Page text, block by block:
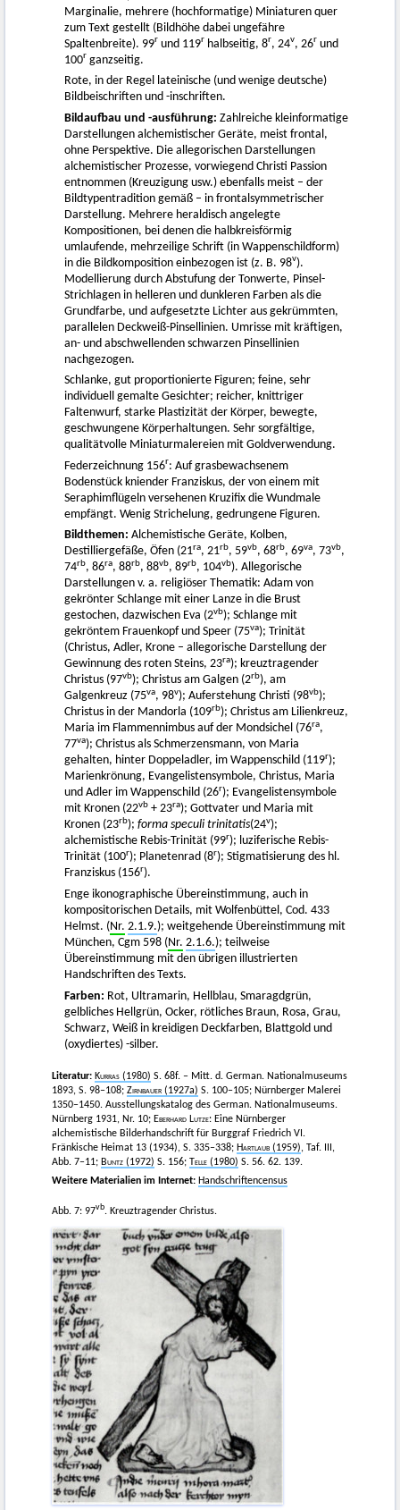
Marginalie, mehrere (hochformatige) Miniaturen quer
zum Text gestellt (Bildhöhe dabei ungefähre
Spaltenbreite). 99r und 119r halbseitig, 8r, 24v, 26r und
100r ganzseitig.
Rote, in der Regel lateinische (und wenige deutsche)
Bildbeischriften und -inschriften.
Bildaufbau und -ausführung: Zahlreiche kleinformatige
Darstellungen alchemistischer Geräte, meist frontal,
ohne Perspektive. Die allegorischen Darstellungen
alchemistischer Prozesse, vorwiegend Christi Passion
entnommen (Kreuzigung usw.) ebenfalls meist – der
Bildtypentradition gemäß – in frontalsymmetrischer
Darstellung. Mehrere heraldisch angelegte
Kompositionen, bei denen die halbkreisförmig
umlaufende, mehrzeilige Schrift (in Wappenschildform)
in die Bildkomposition einbezogen ist (z. B. 98v).
Modellierung durch Abstufung der Tonwerte, Pinsel-
Strichlagen in helleren und dunkleren Farben als die
Grundfarbe, und aufgesetzte Lichter aus gekrümmten,
parallelen Deckweiß-Pinsellinien. Umrisse mit kräftigen,
an- und abschwellenden schwarzen Pinsellinien
nachgezogen.
Schlanke, gut proportionierte Figuren; feine, sehr
individuell gemalte Gesichter; reicher, knittriger
Faltenwurf, starke Plastizität der Körper, bewegte,
geschwungene Körperhaltungen. Sehr sorgfältige,
qualitätvolle Miniaturmalereien mit Goldverwendung.
Federzeichnung 156r: Auf grasbewachsenem
Bodenstück kniender Franziskus, der von einem mit
Seraphimflügeln versehenen Kruzifix die Wundmale
empfängt. Wenig Strichelung, gedrungene Figuren.
Bildthemen: Alchemistische Geräte, Kolben,
Destilliergefäße, Öfen (21ra, 21rb, 59vb, 68rb, 69va, 73vb,
74rb, 86ra, 88rb, 88vb, 89rb, 104vb). Allegorische
Darstellungen v. a. religiöser Thematik: Adam von
gekrönter Schlange mit einer Lanze in die Brust
gestochen, dazwischen Eva (2vb); Schlange mit
gekröntem Frauenkopf und Speer (75va); Trinität
(Christus, Adler, Krone – allegorische Darstellung der
Gewinnung des roten Steins, 23ra); kreuztragender
Christus (97vb); Christus am Galgen (2rb), am
Galgenkreuz (75va, 98v); Auferstehung Christi (98vb);
Christus in der Mandorla (109rb); Christus am Lilienkreuz,
Maria im Flammennimbus auf der Mondsichel (76ra,
77va); Christus als Schmerzensmann, von Maria
gehalten, hinter Doppeladler, im Wappenschild (119r);
Marienkrönung, Evangelistensymbole, Christus, Maria
und Adler im Wappenschild (26r); Evangelistensymbole
mit Kronen (22vb + 23ra); Gottvater und Maria mit
Kronen (23rb); forma speculi trinitatis(24v);
alchemistische Rebis-Trinität (99r); luziferische Rebis-
Trinität (100r); Planetenrad (8r); Stigmatisierung des hl.
Franziskus (156r).
Enge ikonographische Übereinstimmung, auch in
kompositorischen Details, mit Wolfenbüttel, Cod. 433
Helmst. (Nr. 2.1.9.); weitgehende Übereinstimmung mit
München, Cgm 598 (Nr. 2.1.6.); teilweise
Übereinstimmung mit den übrigen illustrierten
Handschriften des Texts.
Farben: Rot, Ultramarin, Hellblau, Smaragdgrün,
gelbliches Hellgrün, Ocker, rötliches Braun, Rosa, Grau,
Schwarz, Weiß in kreidigen Deckfarben, Blattgold und
(oxydiertes) -silber.
Literatur: Kurras (1980) S. 68f. – Mitt. d. German. Nationalmuseums
1893, S. 98–108; Zirnbauer (1927a) S. 100–105; Nürnberger Malerei
1350–1450. Ausstellungskatalog des German. Nationalmuseums.
Nürnberg 1931, Nr. 10; Eberhard Lutze: Eine Nürnberger
alchemistische Bilderhandschrift für Burggraf Friedrich VI.
Fränkische Heimat 13 (1934), S. 335–338; Hartlaub (1959), Taf. III,
Abb. 7–11; Buntz (1972) S. 156; Telle (1980) S. 56. 62. 139.
Weitere Materialien im Internet: Handschriftencensus
Abb. 7: 97vb. Kreuztragender Christus.